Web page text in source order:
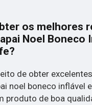
os melhores
Noel Boneco
de obter
noel boneco inflável
produto de boa